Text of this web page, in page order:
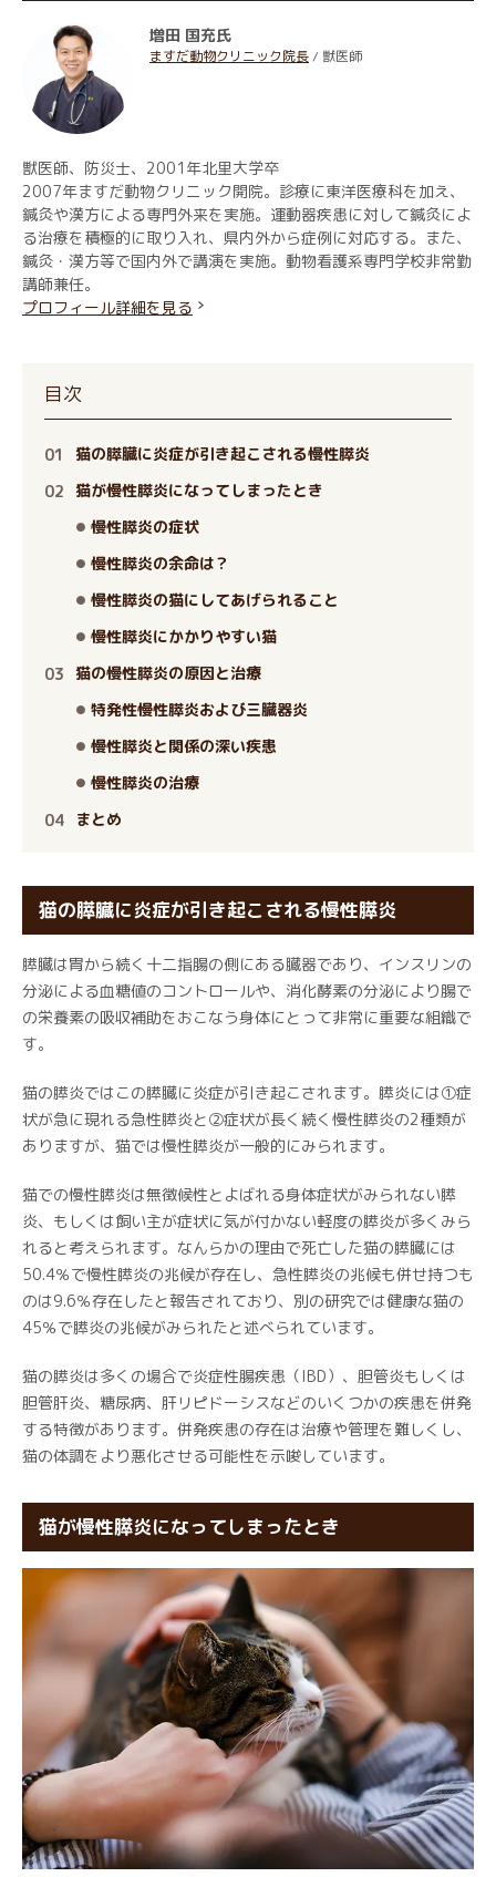
増田 国充氏
ますだ動物クリニック院長/ 獣医師
獣医師、防災士、2001年北里大学卒
2007年ますだ動物クリニック開院。診療に東洋医療科を加え、
鍼灸や漢方による専門外来を実施。運動器疾患に対して鍼灸によ
る治療を積極的に取り入れ、県内外から症例に対応する。また、
鍼灸・漢方等で国内外で講演を実施。動物看護系専門学校非常勤
講師兼任。
プロフィール詳細を見る
目次
猫の膵臓に炎症が引き起こされる慢性膵炎
猫が慢性膵炎になってしまったとき
慢性膵炎の症状
慢性膵炎の余命は？
慢性膵炎の猫にしてあげられること
慢性膵炎にかかりやすい猫
猫の慢性膵炎の原因と治療
特発性慢性膵炎および三臓器炎
慢性膵炎と関係の深い疾患
慢性膵炎の治療
まとめ
猫の膵臓に炎症が引き起こされる慢性膵炎
膵臓は胃から続く十二指腸の側にある臓器であり、インスリンの
分泌による血糖値のコントロールや、消化酵素の分泌により腸で
の栄養素の吸収補助をおこなう身体にとって非常に重要な組織で
す。
猫の膵炎ではこの膵臓に炎症が引き起こされます。膵炎には①症
状が急に現れる急性膵炎と②症状が長く続く慢性膵炎の2種類が
ありますが、猫では慢性膵炎が一般的にみられます。
猫での慢性膵炎は無徴候性とよばれる身体症状がみられない膵
炎、もしくは飼い主が症状に気が付かない軽度の膵炎が多くみら
れると考えられます。なんらかの理由で死亡した猫の膵臓には
50.4％で慢性膵炎の兆候が存在し、急性膵炎の兆候も併せ持つも
のは9.6％存在したと報告されており、別の研究では健康な猫の
45％で膵炎の兆候がみられたと述べられています。
猫の膵炎は多くの場合で炎症性腸疾患（IBD）、胆管炎もしくは
胆管肝炎、糖尿病、肝リピドーシスなどのいくつかの疾患を併発
する特徴があります。併発疾患の存在は治療や管理を難しくし、
猫の体調をより悪化させる可能性を示唆しています。
猫が慢性膵炎になってしまったとき